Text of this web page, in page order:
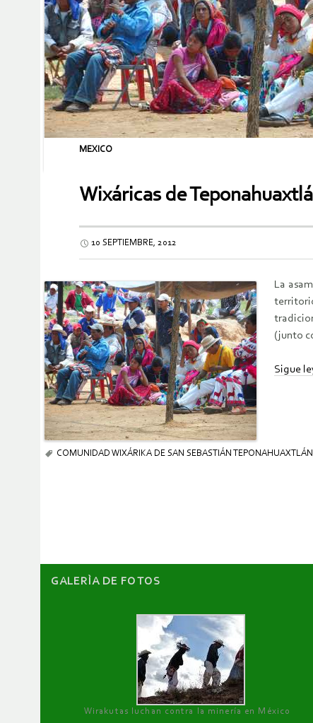
MEXICO
Wixáricas de
10 SEPTIEMBRE, 2012
La
(junto
Sigue
COMUNIDAD WIXÁRIKA DE SAN SEBASTIÁN TEPONAHUAXTLÁN
GALERÌA DE FOTOS
Wirakutas luchan contra la minería en México